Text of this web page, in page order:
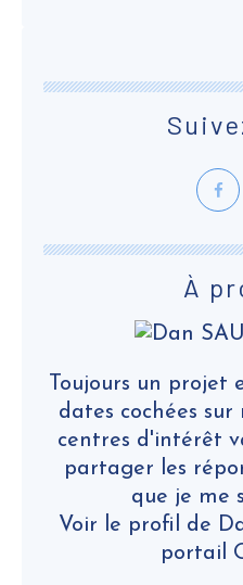
À
Toujours un projet
dates cochées sur
centres d'intérêt
partager les
que je me
Voir le profil de
portail